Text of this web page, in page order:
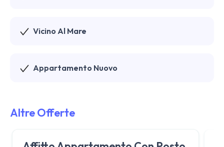
Vicino Al Mare
Appartamento Nuovo
Altre Offerte